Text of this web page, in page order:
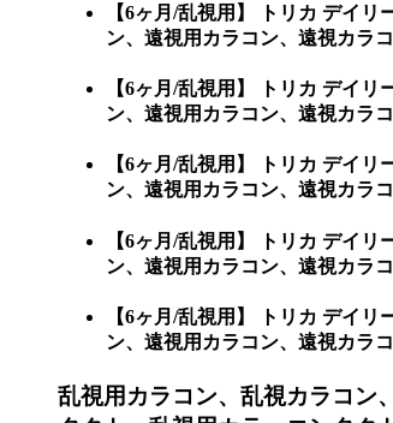
【6ヶ月/乱視用】 トリカ デイ
ン、遠視用カラコン、遠視カラ
【6ヶ月/乱視用】 トリカ デイ
ン、遠視用カラコン、遠視カラ
【6ヶ月/乱視用】 トリカ デイ
ン、遠視用カラコン、遠視カラ
【6ヶ月/乱視用】 トリカ デイ
ン、遠視用カラコン、遠視カラ
【6ヶ月/乱視用】 トリカ デイ
ン、遠視用カラコン、遠視カラ
乱視用カラコン、乱視カラコン